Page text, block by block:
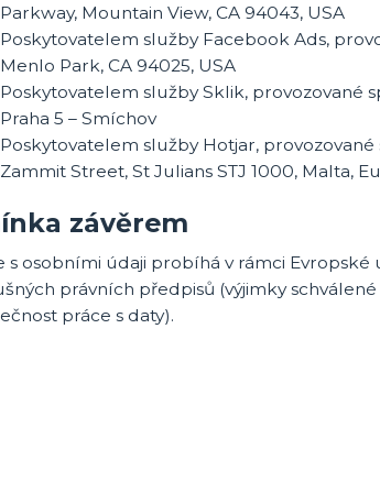
Parkway, Mountain View, CA 94043, USA
Poskytovatelem služby Facebook Ads,
Menlo Park, CA 94025, USA
Poskytovatelem služby Sklik, provozované
Praha 5 – Smíchov
Poskytovatelem služby Hotjar, provozované
Zammit Street, St Julians STJ 1000, Malta,
závěrem
s osobními údaji probíhá v rámci
právních předpisů (výjimky
práce s daty).